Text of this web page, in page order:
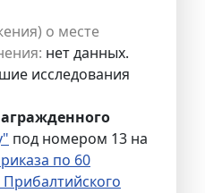
о месте
нет данных.
исследования
под номером 13 на
по 60